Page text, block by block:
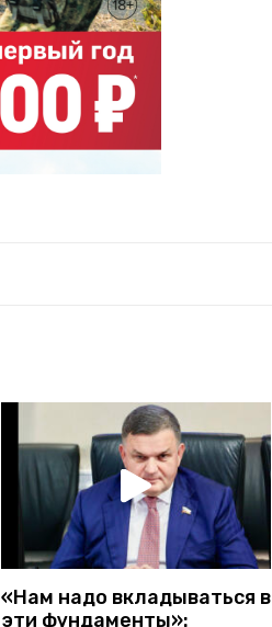
«Нам надо вкладываться в
эти фундаменты»: